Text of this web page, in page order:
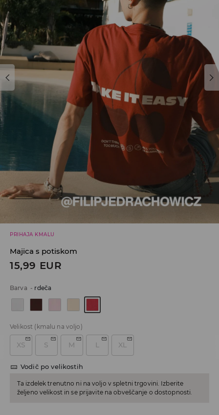
PRIHAJA KMALU
Majica s potiskom
15,99 EUR
Barva - rdeča
Velikost (kmalu na voljo)
XS S M L XL
Vodič po velikostih
Ta izdelek trenutno ni na voljo v spletni trgovini. Izberite
željeno velikost in se prijavite na obveščanje o dostopnosti.